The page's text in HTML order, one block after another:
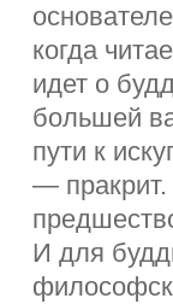
когда
идет о
большей
пути к
— пракрит.
И для